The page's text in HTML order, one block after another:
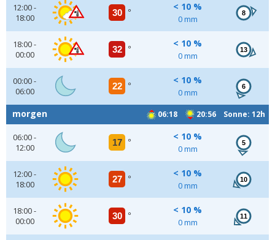
12:00 -
18:00
30 °
< 10 %
0 mm
8
18:00 -
00:00
32 °
< 10 %
0 mm
13
00:00 -
06:00
22 °
< 10 %
0 mm
6
06:18 20:56 Sonne: 12h
morgen
06:00 -
12:00
17 °
< 10 %
0 mm
5
12:00 -
18:00
27 °
< 10 %
0 mm
10
18:00 -
00:00
30 °
< 10 %
0 mm
11